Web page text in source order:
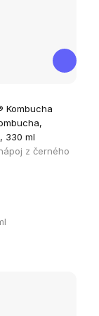
Kombucha
330 ml
z černého